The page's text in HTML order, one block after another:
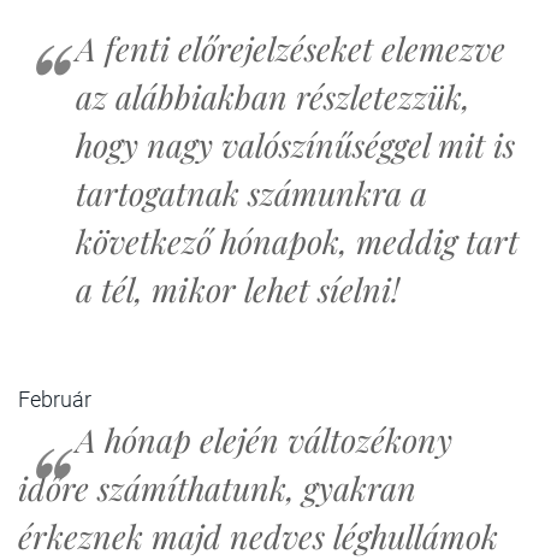
A fenti előrejelzéseket elemezve
az alábbiakban részletezzük,
hogy nagy valószínűséggel mit is
tartogatnak számunkra a
következő hónapok, meddig tart
a tél, mikor lehet síelni!
Február
A hónap elején változékony
időre számíthatunk, gyakran
érkeznek majd nedves léghullámok